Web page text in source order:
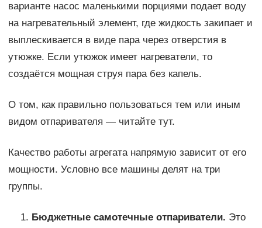
варианте насос маленькими порциями подает воду
на нагревательный элемент, где жидкость закипает и
выплескивается в виде пара через отверстия в
утюжке. Если утюжок имеет нагреватели, то
создаётся мощная струя пара без капель.
О том, как правильно пользоваться тем или иным
видом отпаривателя — читайте тут.
Качество работы агрегата напрямую зависит от его
мощности. Условно все машины делят на три
группы.
Бюджетные самотечные отпариватели. Это